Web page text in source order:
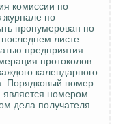
комиссии по
журнале по
пронумерован по
листе
предприятия
протоколов
календарного
Порядковый номер
является номером
дела получателя